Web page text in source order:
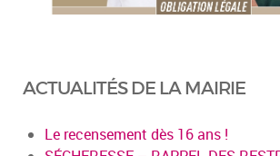
ACTUALITÉS DE LA MAIRIE
Le recensement dès 16 ans !